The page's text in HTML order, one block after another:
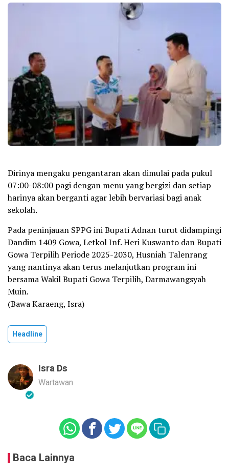
Dirinya mengaku pengantaran akan dimulai pada pukul
07:00-08:00 pagi dengan menu yang bergizi dan setiap
harinya akan berganti agar lebih bervariasi bagi anak
sekolah.
Pada peninjauan SPPG ini Bupati Adnan turut didampingi
Dandim 1409 Gowa, Letkol Inf. Heri Kuswanto dan Bupati
Gowa Terpilih Periode 2025-2030, Husniah Talenrang
yang nantinya akan terus melanjutkan program ini
bersama Wakil Bupati Gowa Terpilih, Darmawangsyah
Muin.
(Bawa Karaeng, Isra)
Headline
Isra Ds
Wartawan
Baca Lainnya